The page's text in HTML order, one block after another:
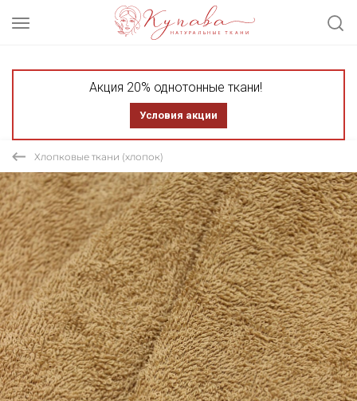
Акция 20% однотонные ткани!
Условия акции
Хлопковые ткани (хлопок)